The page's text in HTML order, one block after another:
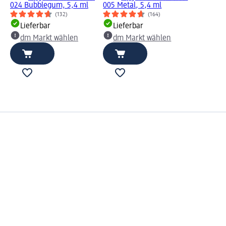
024 Bubblegum, 5,4 ml
(132)
Lieferbar
dm Markt wählen
005 Metal, 5,4 ml
(164)
Lieferbar
dm Markt wählen